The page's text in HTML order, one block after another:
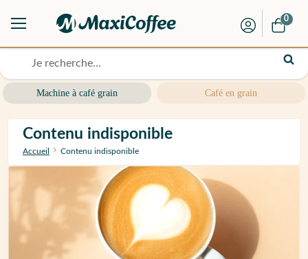
Machine à café grain Café en grain
0
Contenu indisponible
Accueil Contenu indisponible